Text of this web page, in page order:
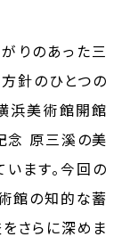
りのあった三
針のひとつの
浜美術館開館
念 原三溪の美
ます。今回の
館の知的な蓄
さらに深めま